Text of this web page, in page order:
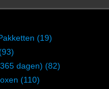
(19)
dagen) (82)
(110)